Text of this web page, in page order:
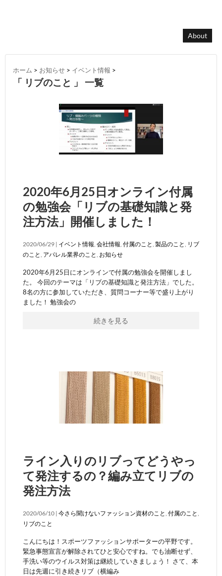
About
ホーム > お知らせ > イベント情報 >
「 リブのこと 」 一覧
2020年6月25日オンライン付属
の勉強会「リブの基礎知識と発
注方法」開催しました！
2020/06/29 | イベント情報, 会社情報, 付属のこと, 製品のこと, リブ
のこと, アパレル業界のこと, お知らせ
2020年6月25日にオンラインで付属の勉強会を開催しまし
た。 今回のテーマは「リブの基礎知識と発注方法」でした。
8名の方に参加していただき、質問コーナー等で盛り上がり
ました！ 勉強会の
続きを見る
ライン入りのリブってどうやっ
て発注するの？編み立てリブの
発注方法
2020/06/10 | 今さら聞けないファッション資材のこと, 付属のこと,
リブのこと
こんにちは！スポーツファッションサポーターの平野です。
緊急事態宣言が解除されてひと安心ですね。でも油断せず、
手洗い等のウイルス対策は継続していきましょう！ さて、本
日は先週に引き続きリブ（横編み